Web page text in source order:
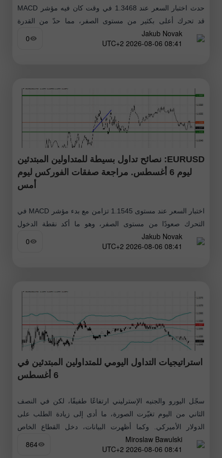
حدث اختبار السعر عند 1.3468 في وقت كان فيه مؤشر MACD
قد تحرك أعلى بكثير من مستوى الصفر، مما حدّ من القدرة
الصعودية للزوج. لهذا السبب لم أشترِ الجنيه. ارتفع
Jakub Novak
08:41 2026-08-06 UTC+2
0
EURUSD: نصائح تداول بسيطة للمتداولين المبتدئين
ليوم 6 أغسطس. مراجعة صفقات الفوركس ليوم
أمس
اختبار السعر عند مستوى 1.1545 تزامن مع بدء مؤشر MACD في
التحرك صعودًا من مستوى الصفر، وهو ما أكد نقطة الدخول
الصحيحة لشراء اليورو. ونتيجة لذلك، ارتفع الزوج بمقدار
Jakub Novak
08:41 2026-08-06 UTC+2
0
استراتيجيات التداول اليومي للمتداولين المبتدئين في
6 أغسطس
سجّل اليورو والجنيه الإسترليني ارتفاعًا طفيفًا، لكن في النصف
الثاني من اليوم تغيّرت الصورة، ما أدى إلى زيادة الطلب على
الدولار الأميركي. وكما أظهرت البيانات، دخل القطاع الخاص
الأميركي الربعMiroslaw Bawulski
08:41 2026-08-06 UTC+2
864